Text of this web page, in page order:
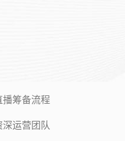
播筹备流程
深运营团队